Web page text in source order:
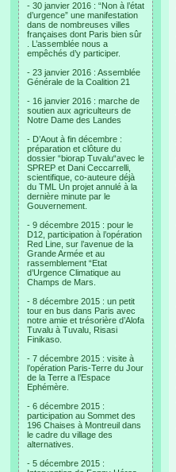
- 30 janvier 2016 : “Non à l’état
d’urgence” une manifestation
dans de nombreuses villes
françaises dont Paris bien sûr
. L’assemblée nous a
empêchés d’y participer.
- 23 janvier 2016 : Assemblée
Générale de la Coalition 21
- 16 janvier 2016 : marche de
soutien aux agriculteurs de
Notre Dame des Landes
- D’Aout à fin décembre :
préparation et clôture du
dossier “biorap Tuvalu“avec le
SPREP et Dani Ceccarrelli,
scientifique, co-auteure déjà
du TML Un projet annulé à la
dernière minute par le
Gouvernement.
- 9 décembre 2015 : pour le
D12, participation à l’opération
Red Line, sur l’avenue de la
Grande Armée et au
rassemblement “Etat
d’Urgence Climatique au
Champs de Mars.
- 8 décembre 2015 : un petit
tour en bus dans Paris avec
notre amie et trésorière d’Alofa
Tuvalu à Tuvalu, Risasi
Finikaso.
- 7 décembre 2015 : visite à
l’opération Paris-Terre du Jour
de la Terre a l’Espace
Ephémère.
- 6 décembre 2015 :
participation au Sommet des
196 Chaises à Montreuil dans
le cadre du village des
alternatives.
- 5 décembre 2015 :